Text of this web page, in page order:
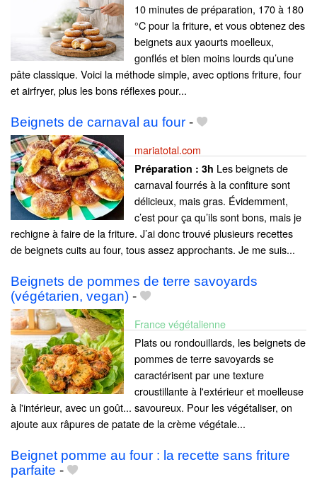
10 minutes de préparation, 170 à 180
°C pour la friture, et vous obtenez des
beignets aux yaourts moelleux,
gonflés et bien moins lourds qu’une
pâte classique. Voici la méthode simple, avec options friture, four
et airfryer, plus les bons réflexes pour...
Beignets de carnaval au four -
mariatotal.com
Préparation : 3h Les beignets de
carnaval fourrés à la confiture sont
délicieux, mais gras. Évidemment,
c’est pour ça qu’ils sont bons, mais je
rechigne à faire de la friture. J’ai donc trouvé plusieurs recettes
de beignets cuits au four, tous assez approchants. Je me suis...
Beignets de pommes de terre savoyards
(végétarien, vegan) -
France végétalienne
Plats ou rondouillards, les beignets de
pommes de terre savoyards se
caractérisent par une texture
croustillante à l'extérieur et moelleuse
à l'intérieur, avec un goût... savoureux. Pour les végétaliser, on
ajoute aux râpures de patate de la crème végétale...
Beignet pomme au four : la recette sans friture
parfaite -